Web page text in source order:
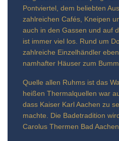
Pontviertel, dem beliebten
zahlreichen Cafés, Kneipen
auch in den Gassen und auf
ist immer viel los. Rund um
zahlreiche Einzelhändler
namhafter Häuser zum
Quelle allen Ruhms ist das
heißen Thermalquellen war
dass Kaiser Karl Aachen zu
machte. Die Badetradition
Carolus Thermen Bad